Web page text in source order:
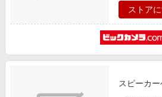
ストア
スピーカ